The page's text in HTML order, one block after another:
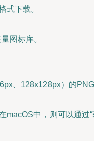
式下载。
图标库。
、128x128px）的
macOS中，则可以通过